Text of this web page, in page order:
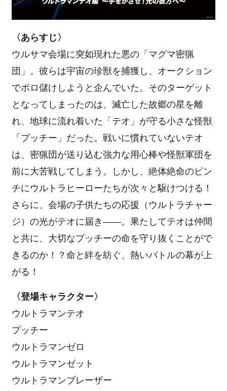
〈あらすじ〉
ウルサマ会場に突如現れた悪の「マグマ密猟
団」。彼らは宇宙の珍獣を捕獲し、オークション
でボロ儲けしようと企んでいた。そのターゲット
となってしまったのは、滅亡した故郷の星を離
れ、地球に流れ着いた「テオ」が守る小さな怪獣
「プッチー」だった。戦いに慣れていないテオ
は、密猟団が送り込む強力な用心棒や怪獣軍団を
前に大苦戦してしまう。しかし、絶体絶命のピン
チにウルトラヒーローたちが次々と駆けつける！
さらに、会場の子供たちの応援（ウルトラチャー
ジ）の光がテオに届き――。果たしてテオは仲間
と共に、大切なプッチーの命を守り抜くことがで
きるのか！？命と絆を紡ぐ、熱いバトルの幕が上
がる！
〈登場キャラクター〉
ウルトラマンテオ
プッチー
ウルトラマンゼロ
ウルトラマンゼット
ウルトラマンブレーザー